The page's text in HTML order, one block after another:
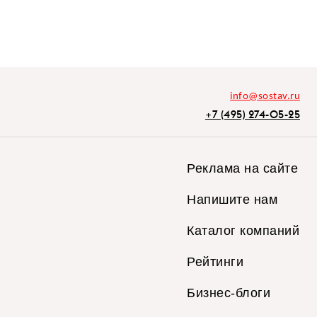
info@sostav.ru
+7 (495) 274-05-25
Реклама на сайте
Напишите нам
Каталог компаний
Рейтинги
Бизнес-блоги